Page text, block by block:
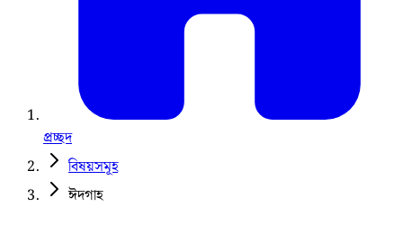
প্রচ্ছদ
বিষয়সমূহ
ঈদগাহ